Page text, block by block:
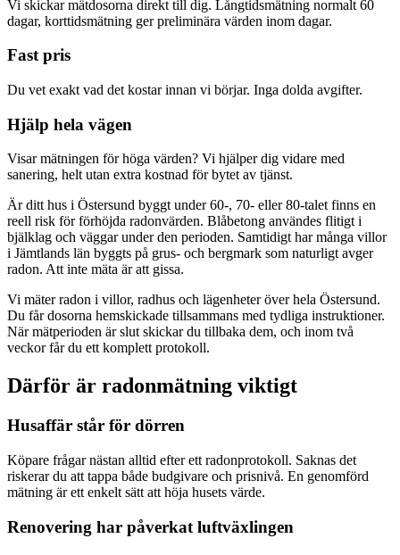
Vi skickar mätdosorna direkt till dig. Långtidsmätning normalt 60
dagar, korttidsmätning ger preliminära värden inom dagar.
Fast pris
Du vet exakt vad det kostar innan vi börjar. Inga dolda avgifter.
Hjälp hela vägen
Visar mätningen för höga värden? Vi hjälper dig vidare med
sanering, helt utan extra kostnad för bytet av tjänst.
Är ditt hus i Östersund byggt under 60-, 70- eller 80-talet finns en
reell risk för förhöjda radonvärden. Blåbetong användes flitigt i
bjälklag och väggar under den perioden. Samtidigt har många villor
i Jämtlands län byggts på grus- och bergmark som naturligt avger
radon. Att inte mäta är att gissa.
Vi mäter radon i villor, radhus och lägenheter över hela Östersund.
Du får dosorna hemskickade tillsammans med tydliga instruktioner.
När mätperioden är slut skickar du tillbaka dem, och inom två
veckor får du ett komplett protokoll.
Därför är radonmätning viktigt
Husaffär står för dörren
Köpare frågar nästan alltid efter ett radonprotokoll. Saknas det
riskerar du att tappa både budgivare och prisnivå. En genomförd
mätning är ett enkelt sätt att höja husets värde.
Renovering har påverkat luftväxlingen